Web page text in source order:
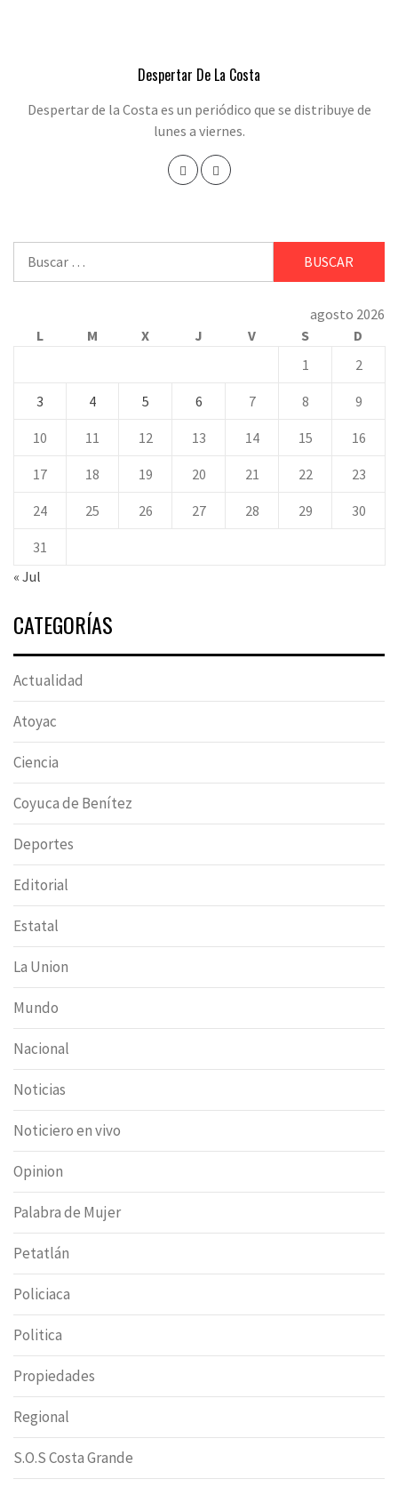
Despertar De La Costa
Despertar de la Costa es un periódico que se distribuye de
lunes a viernes.
agosto 2026
L
M X J V S
D
1
2
3 4 5 6 7 8 9
10 11 12 13 14 15 16
17 18 19 20 21 22 23
24 25 26 27 28 29 30
31
« Jul
CATEGORÍAS
Actualidad
Atoyac
Ciencia
Coyuca de Benítez
Deportes
Editorial
Estatal
La Union
Mundo
Nacional
Noticias
Noticiero en vivo
Opinion
Palabra de Mujer
Petatlán
Policiaca
Politica
Propiedades
Regional
S.O.S Costa Grande